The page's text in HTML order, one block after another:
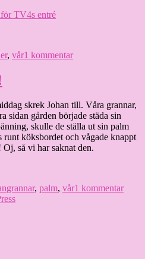
, vår1 kommentartill
skrek Johan till. Våra grannar,
sidan gården började städa sin
skulle de ställa ut sin palm
runt köksbordet och vågade knappt
så vi har saknat den.
Etiketter
grannar, palm, vår1 kommentartill